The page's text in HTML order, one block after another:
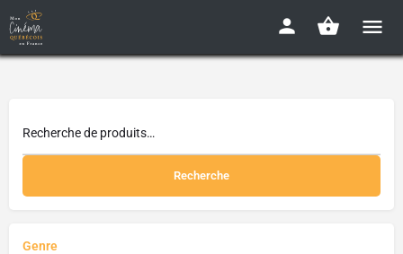
Recherche
Genre